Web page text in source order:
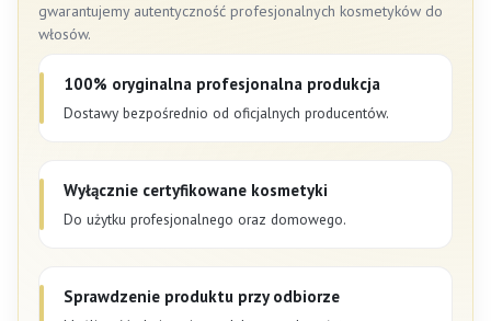
gwarantujemy autentyczność profesjonalnych kosmetyków do
włosów.
100% oryginalna profesjonalna produkcja
Dostawy bezpośrednio od oficjalnych producentów.
Wyłącznie certyfikowane kosmetyki
Do użytku profesjonalnego oraz domowego.
Sprawdzenie produktu przy odbiorze